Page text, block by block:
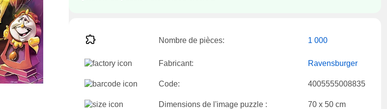
Nombre de pièces: 1 000
Fabricant: Ravensburger
Code: 4005555008835
Dimensions de l'image puzzle : 70 x 50 cm